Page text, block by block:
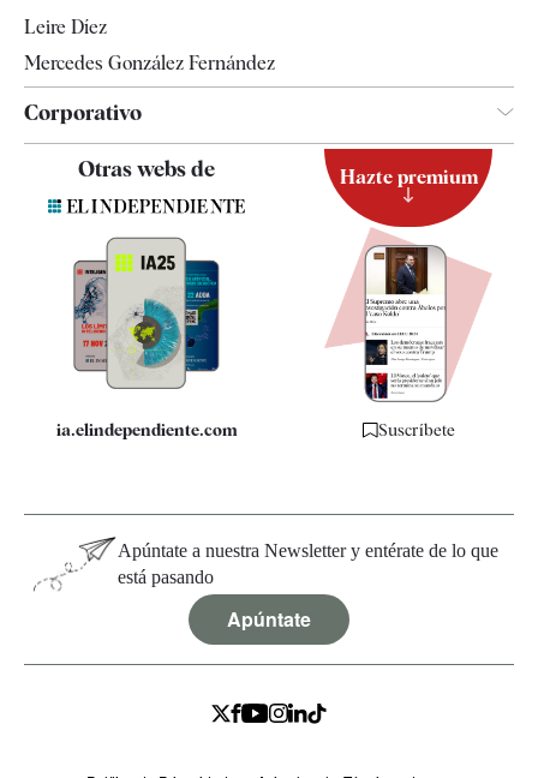
Leire Díez
Mercedes González Fernández
Corporativo
Quiénes somos
Especificaciones
Otras webs de
ia.elindependiente.com
Hazte premium
Suscríbete
Apúntate a nuestra Newsletter y entérate de lo que
está pasando
Apúntate